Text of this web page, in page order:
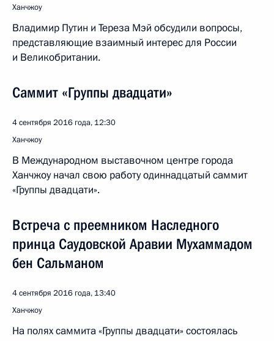
Ханчжоу
Владимир Путин и Тереза Мэй обсудили вопросы,
представляющие взаимный интерес для России
и Великобритании.
Саммит «Группы двадцати»
4 сентября 2016 года, 12:30
Ханчжоу
В Международном выставочном центре города
Ханчжоу начал свою работу одиннадцатый саммит
«Группы двадцати».
Встреча с преемником Наследного
принца Саудовской Аравии Мухаммадом
бен Сальманом
4 сентября 2016 года, 13:40
Ханчжоу
На полях саммита «Группы двадцати» состоялась